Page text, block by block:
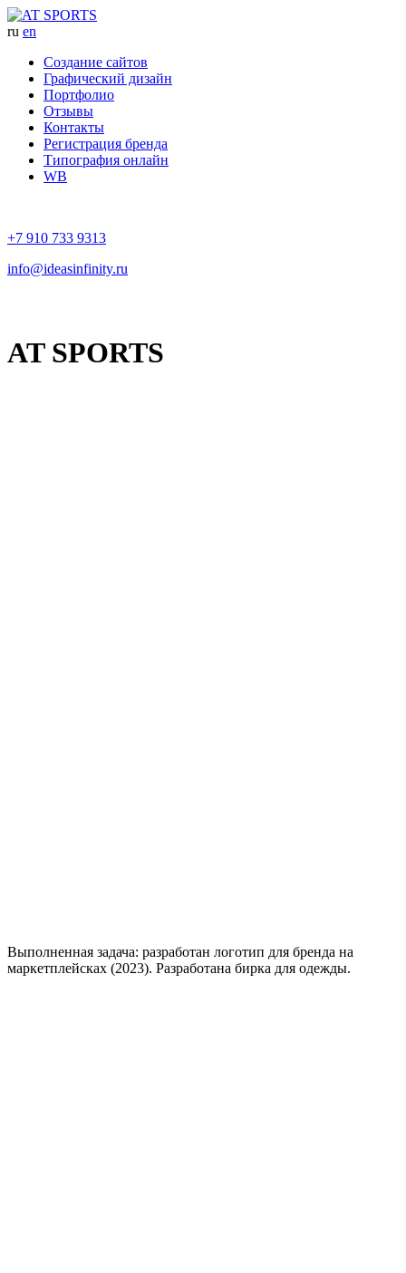
ru en
Создание сайтов
Графический дизайн
Портфолио
Отзывы
Контакты
Регистрация бренда
Типография онлайн
WB
+7 910 733 9313
info@ideasinfinity.ru
AT SPORTS
Выполненная задача: разработан логотип для бренда на
маркетплейсках (2023). Разработана бирка для одежды.